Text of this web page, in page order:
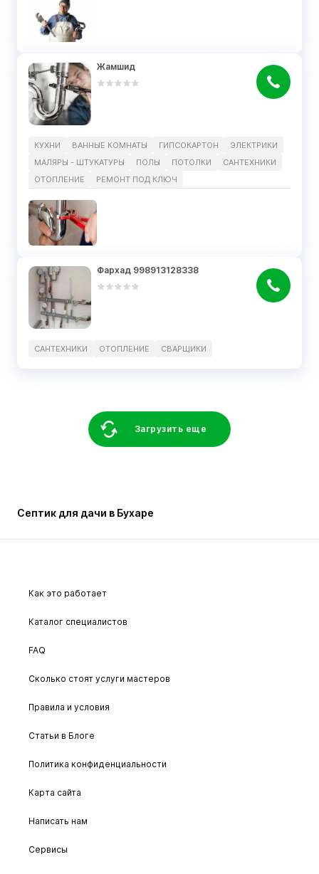
Жамшид
КУХНИ ВАННЫЕ КОМНАТЫ ГИПСОКАРТОН
ЭЛЕКТРИКИ
МАЛЯРЫ - ШТУКАТУРЫ
ПОЛЫ ПОТОЛКИ
САНТЕХНИКИ
ОТОПЛЕНИЕ
РЕМОНТ ПОД КЛЮЧ
Фархад 998913128338
САНТЕХНИКИ ОТОПЛЕНИЕ СВАРЩИКИ
Загрузить еще
Септик для дачи в Бухаре
Как это работает
Каталог специалистов
FAQ
Сколько стоят услуги мастеров
Правила и условия
Статьи в Блоге
Политика конфиденциальности
Карта сайта
Написать нам
Сервисы